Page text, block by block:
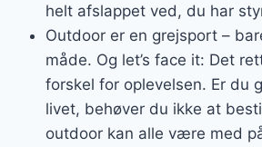
helt afslappet ved, du har
Outdoor er en grejsport –
måde. Og let’s face it: Det
forskel for oplevelsen. Er du
livet, behøver du ikke at
outdoor kan alle være med